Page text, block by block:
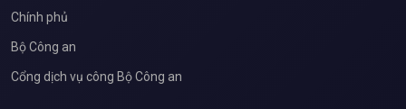
Chính phủ
Bộ Công an
Cổng dịch vụ công Bộ Công an